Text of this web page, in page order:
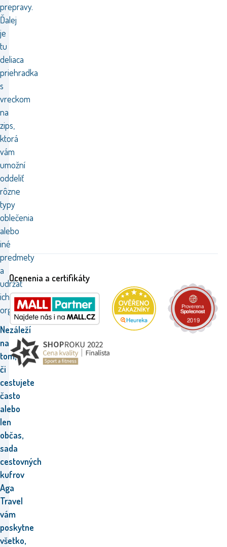
prepravy.
Ďalej
je
tu
deliaca
priehradka
s
vreckom
na
zips,
ktorá
vám
umožní
oddeliť
rôzne
typy
oblečenia
alebo
iné
predmety
a
udržať
ich
organizované.
Nezáleží
na
tom,
či
cestujete
často
alebo
len
občas,
sada
cestovných
kufrov
Aga
Travel
vám
poskytne
všetko,
Ocenenia a certifikáty